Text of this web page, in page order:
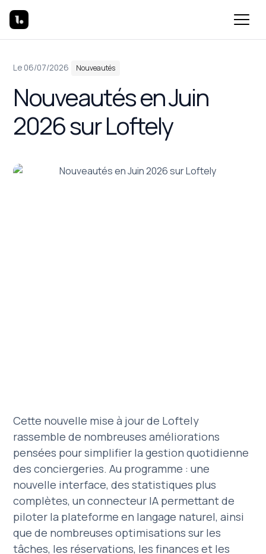
Nouveautés en Juin
2026 sur Loftely
Le 06/07/2026 Dans
Nouveautés
Cette nouvelle mise à jour de Loftely
rassemble de nombreuses améliorations
pensées pour simplifier la gestion quotidienne
des conciergeries. Au programme : une
nouvelle interface, des statistiques plus
complètes, un connecteur IA permettant de
piloter la plateforme en langage naturel, ainsi
que de nombreuses optimisations sur les
tâches, les réservations, les finances et les